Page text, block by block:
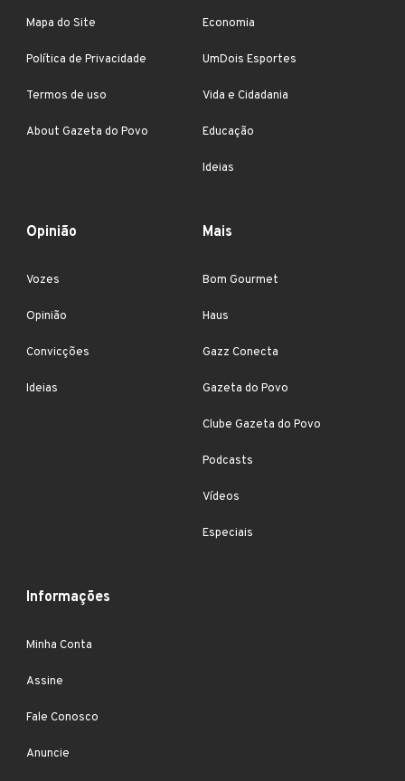
Mapa do Site
Política de Privacidade
Termos de uso
About Gazeta do Povo
Economia
UmDois Esportes
Vida e Cidadania
Educação
Ideias
Opinião
Vozes
Opinião
Convicções
Ideias
Mais
Bom Gourmet
Haus
Gazz Conecta
Gazeta do Povo
Clube Gazeta do Povo
Podcasts
Vídeos
Especiais
Informações
Minha Conta
Assine
Fale Conosco
Anuncie